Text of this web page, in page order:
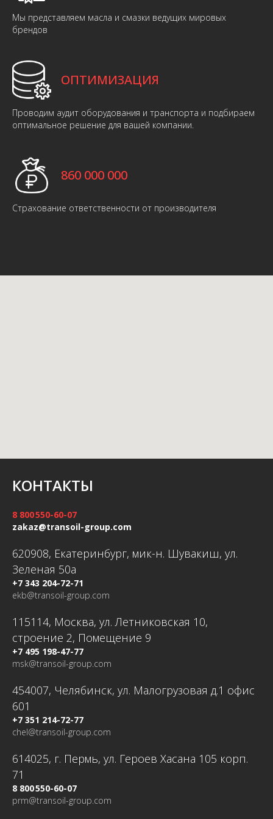
Мы представляем масла и смазки ведущих мировых
брендов
ОПТИМИЗАЦИЯ
Проводим аудит оборудования и транспорта и подбираем
оптимальное решение для вашей компании.
860 000 000
Страхование ответственности от производителя
КОНТАКТЫ
8 800 550-60-07
zakaz@transoil-group.com
620908, Екатеринбург, мик-н. Шувакиш, ул.
Зеленая 50а
+7 343 204-72-71
ekb@transoil-group.com
115114, Москва, ул. Летниковская 10,
строение 2, Помещение 9
+7 495 198-47-77
msk@transoil-group.com
454007, Челябинск, ул. Малогрузовая д.1 офис
601
+7 351 214-72-77
chel@transoil-group.com
614025, г. Пермь, ул. Героев Хасана 105 корп.
71
8 800 550-60-07
prm@transoil-group.com